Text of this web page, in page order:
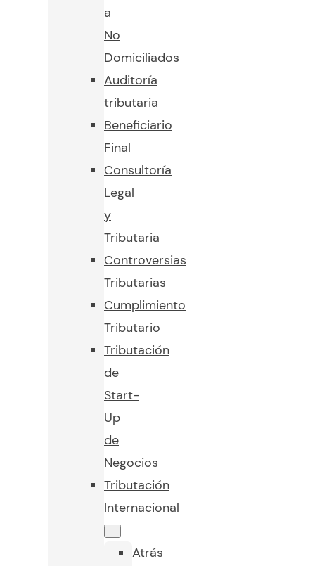
a
No
Domiciliados
Auditoría
tributaria
Beneficiario
Final
Consultoría
Legal
y
Tributaria
Controversias
Tributarias
Cumplimiento
Tributario
Tributación
de
Start-
Up
de
Negocios
Tributación
Internacional
Atrás